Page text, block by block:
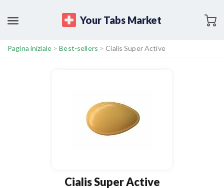
Your Tabs Market
Pagina iniziale>Best-sellers >Cialis Super Active
Cialis Super Active